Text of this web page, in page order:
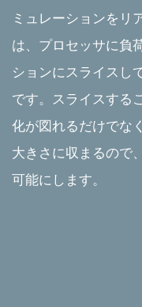
ミュレーションをリ
は、プロセッサに負
ションにスライスし
です。スライスする
化が図れるだけでな
大きさに収まるので
可能にします。